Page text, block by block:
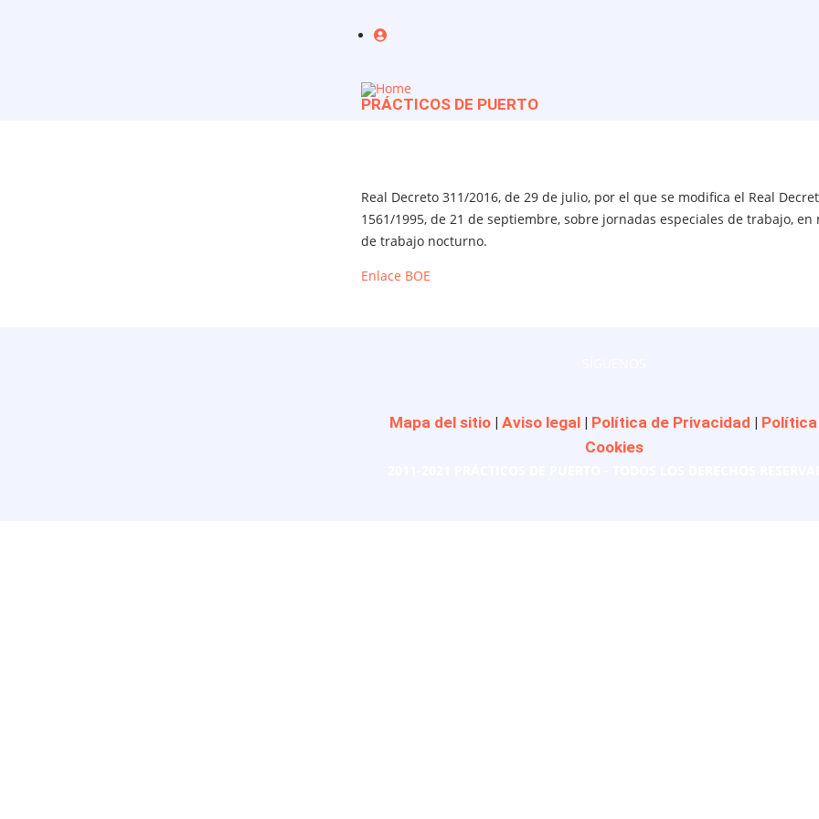
User login anonimo
PRÁCTICOS DE PUERTO
Real Decreto 311/2016, de 29 de julio, por el que se modifica el Real
1561/1995, de 21 de septiembre, sobre jornadas especiales de trabajo, en
de trabajo nocturno.
Enlace BOE
Mapa del sitio | Aviso legal | Política de Privacidad |
Cookies